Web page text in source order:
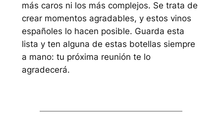
más caros ni los más complejos. Se trata de
crear momentos agradables, y estos vinos
españoles lo hacen posible. Guarda esta
lista y ten alguna de estas botellas siempre
a mano: tu próxima reunión te lo
agradecerá.